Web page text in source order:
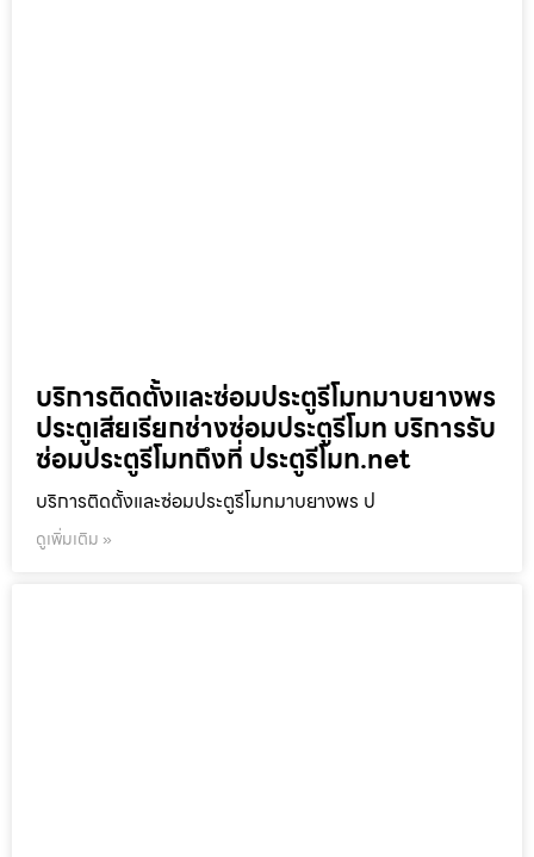
บริการติดตั้งและซ่อมประตูรีโมทมาบยางพร
ประตูเสียเรียกช่างซ่อมประตูรีโมท บริการรับ
ซ่อมประตูรีโมทถึงที่ ประตูรีโมท.net
บริการติดตั้งและซ่อมประตูรีโมทมาบยางพร ป
ดูเพิ่มเติม »